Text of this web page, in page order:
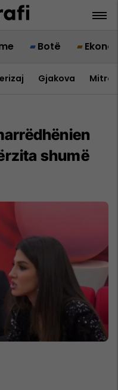
Botë
Gjakova
shumë